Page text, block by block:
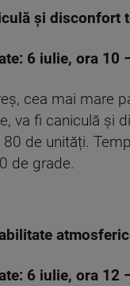
și disconfort
6 iulie, ora 10
cea mai mare
va fi caniculă și
de unități.
de grade.
6 iulie, ora 12